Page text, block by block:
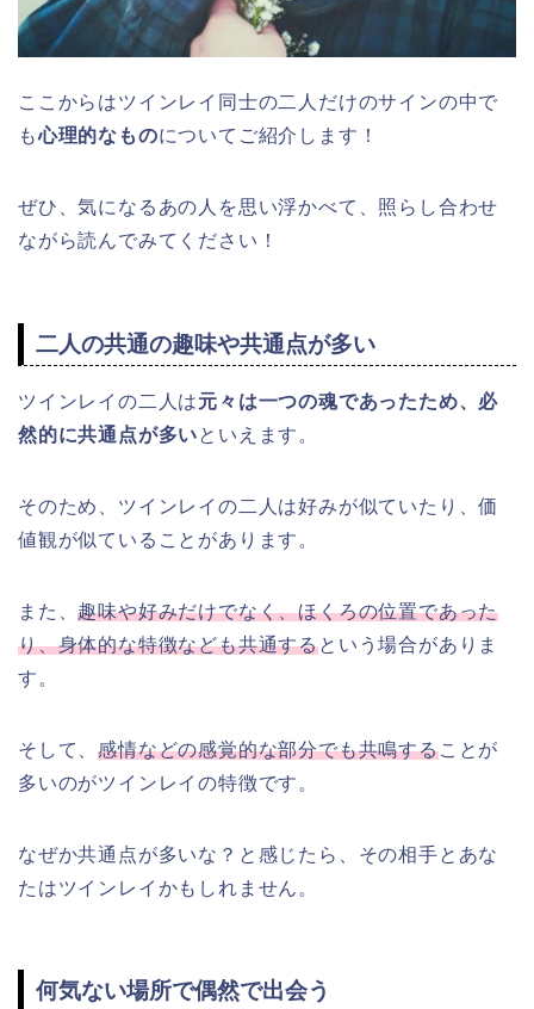
ここからはツインレイ同士の二人だけのサインの中で
も心理的なものについてご紹介します！
ぜひ、気になるあの人を思い浮かべて、照らし合わせ
ながら読んでみてください！
二人の共通の趣味や共通点が多い
ツインレイの二人は元々は一つの魂であったため、必
然的に共通点が多いといえます。
そのため、ツインレイの二人は好みが似ていたり、価
値観が似ていることがあります。
また、趣味や好みだけでなく、ほくろの位置であった
り、身体的な特徴なども共通するという場合がありま
す。
そして、感情などの感覚的な部分でも共鳴することが
多いのがツインレイの特徴です。
なぜか共通点が多いな？と感じたら、その相手とあな
たはツインレイかもしれません。
何気ない場所で偶然で出会う